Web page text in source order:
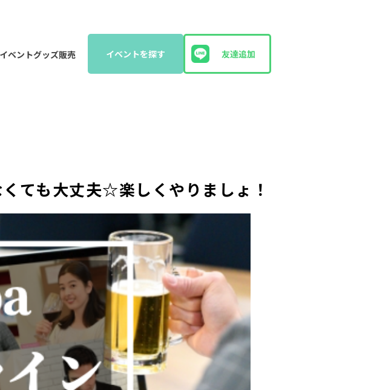
イベントグッズ販売 イベントを探す 友達追加
ても大丈夫☆楽しくやりましょ！